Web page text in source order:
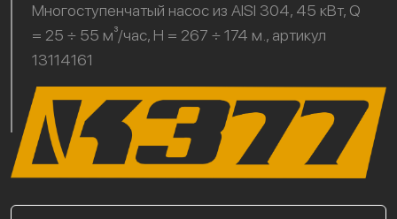
Многоступенчатый насос из AISI 304, 45 кВт, Q
= 25 ÷ 55 м³/час, H = 267 ÷ 174 м., артикул
13114161